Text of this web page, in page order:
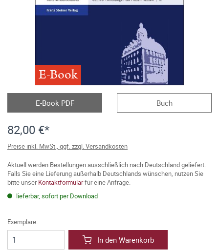
E-Book
E-Book PDF Buch
82,00 €*
Preise inkl. MwSt., ggf. zzgl. Versandkosten
Aktuell werden Bestellungen ausschließlich nach Deutschland geliefert.
Falls Sie eine Lieferung außerhalb Deutschlands wünschen, nutzen Sie
bitte unserKontaktformularfür eine Anfrage.
lieferbar, sofort per Download
Exemplare:
In den Warenkorb